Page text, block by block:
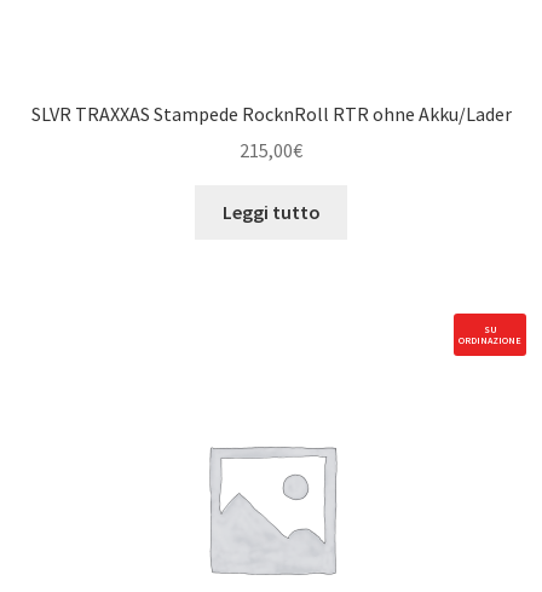
SLVR TRAXXAS Stampede RocknRoll RTR ohne Akku/Lader
215,00€
Leggi tutto
SU
ORDINAZIONE